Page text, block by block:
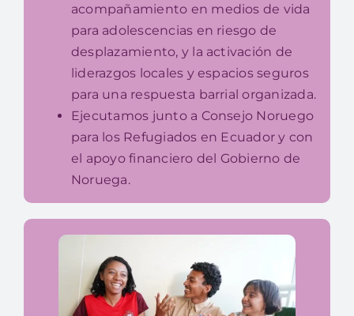
acompañamiento en medios de vida
para adolescencias en riesgo de
desplazamiento, y la activación de
liderazgos locales y espacios seguros
para una respuesta barrial organizada.
Ejecutamos junto a Consejo Noruego
para los Refugiados en Ecuador y con
el apoyo financiero del Gobierno de
Noruega.